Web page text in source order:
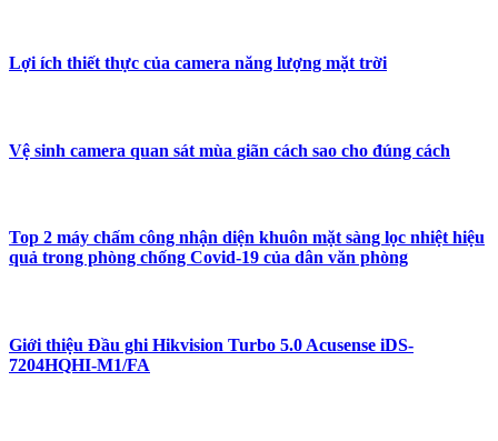
Lợi ích thiết thực của camera năng lượng mặt trời
Vệ sinh camera quan sát mùa giãn cách sao cho đúng cách
Top 2 máy chấm công nhận diện khuôn mặt sàng lọc nhiệt hiệu
quả trong phòng chống Covid-19 của dân văn phòng
Giới thiệu Đầu ghi Hikvision Turbo 5.0 Acusense iDS-
7204HQHI-M1/FA